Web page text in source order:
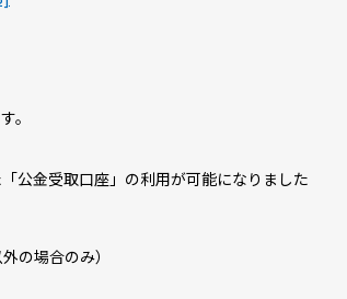
。
公金受取口座」の利用が可能になりました
の場合のみ）